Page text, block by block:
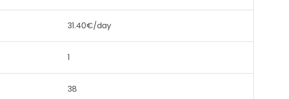
31.40€/day
1
38